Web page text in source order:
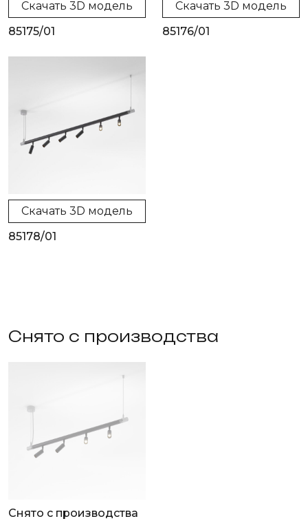
Скачать 3D модель
85175/01
Скачать 3D модель
85176/01
Скачать 3D модель
85178/01
Снято с производства
Снято с производства